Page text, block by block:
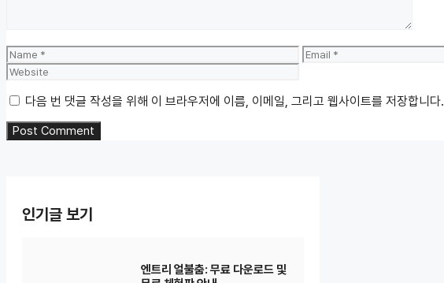
Name Email
다음 번 댓글 작성을 위해 이 브라우저에 이름, 이메일, 그리고 웹사이트를 저장합니다.
인기글 보기
엔트리 얼불춤: 무료 다운로드 및